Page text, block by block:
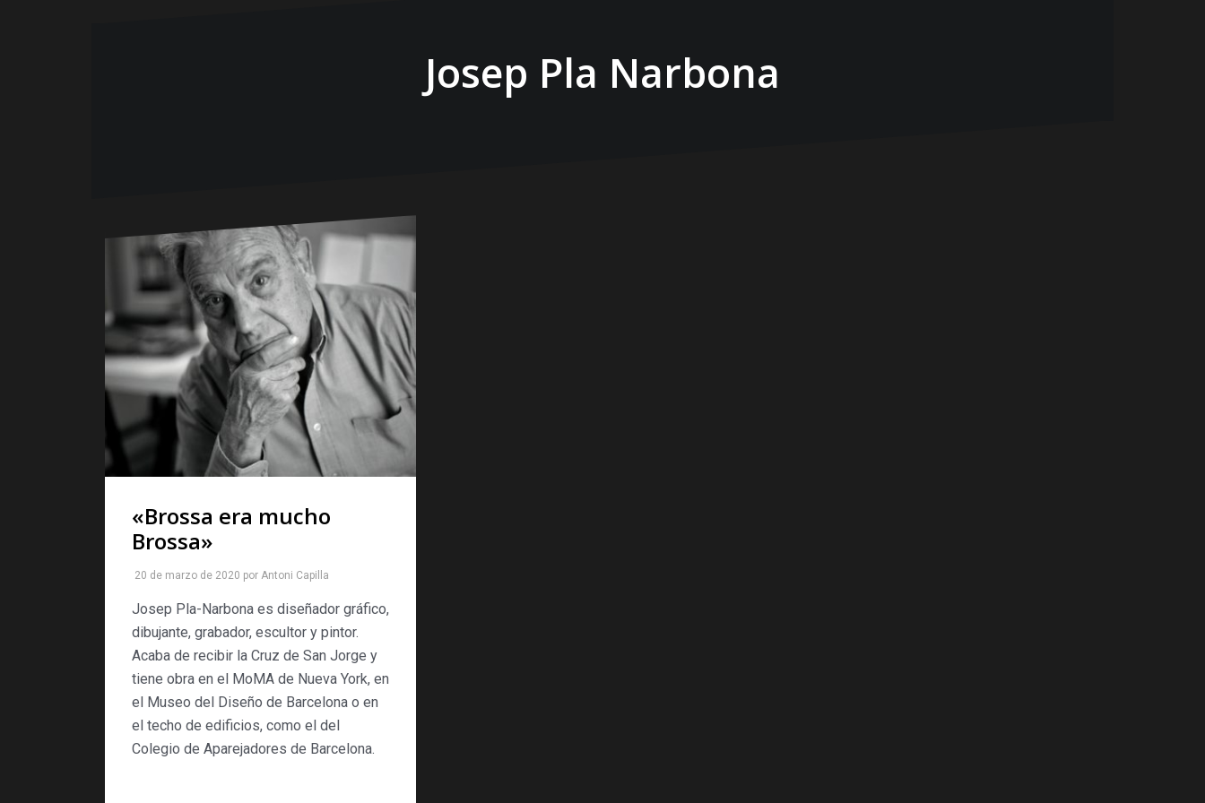
Josep Pla Narbona
«Brossa era mucho
Brossa»
20 de marzo de 2020 por Antoni Capilla
Josep Pla-Narbona es diseñador gráfico,
dibujante, grabador, escultor y pintor.
Acaba de recibir la Cruz de San Jorge y
tiene obra en el MoMA de Nueva York, en
el Museo del Diseño de Barcelona o en
el techo de edificios, como el del
Colegio de Aparejadores de Barcelona.